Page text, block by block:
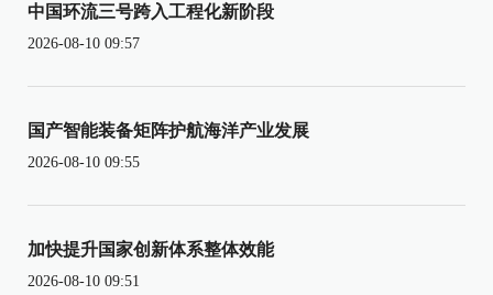
中国环流三号跨入工程化新阶段
2026-08-10 09:57
国产智能装备矩阵护航海洋产业发展
2026-08-10 09:55
加快提升国家创新体系整体效能
2026-08-10 09:51